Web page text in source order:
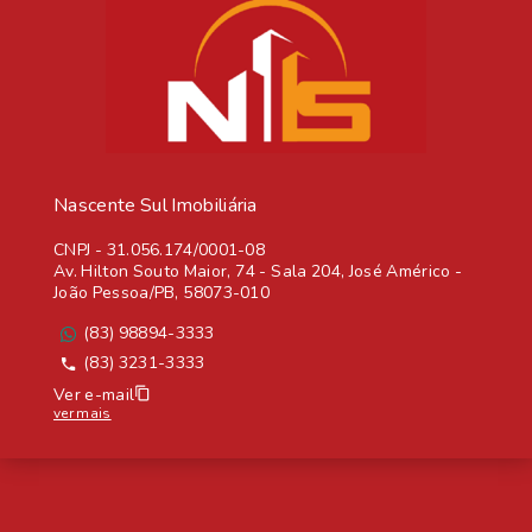
Nascente Sul Imobiliária
CNPJ - 31.056.174/0001-08
Av. Hilton Souto Maior, 74 - Sala 204, José Américo -
João Pessoa/PB, 58073-010
(83) 98894-3333
(83) 3231-3333
Ver e-mail
ver mais